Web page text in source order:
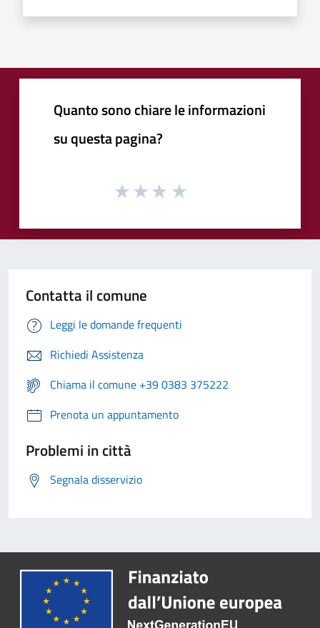
Quanto sono chiare le informazioni
su questa pagina?
Contatta il comune
Leggi le domande frequenti
Richiedi Assistenza
Chiama il comune +39 0383 375222
Prenota un appuntamento
Problemi in città
Segnala disservizio